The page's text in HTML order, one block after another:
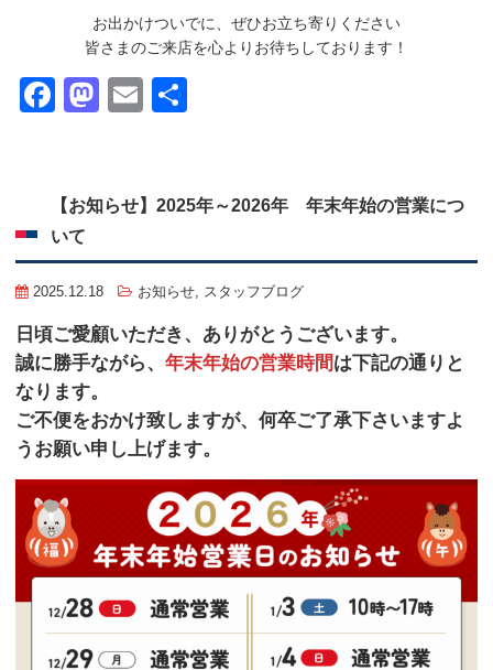
お出かけついでに、ぜひお立ち寄りください
皆さまのご来店を心よりお待ちしております！
Facebook
Mastodon
Email
【お知らせ】2025年～2026年 年末年始の営業につ
いて
2025.12.18 お知らせ スタッフブログ
日頃ご愛顧いただき、ありがとうございます。
誠に勝手ながら、 年末年始の営業時間は下記の通りと
なります。
ご不便をおかけ致しますが、何卒ご了承下さいますよ
うお願い申し上げます。